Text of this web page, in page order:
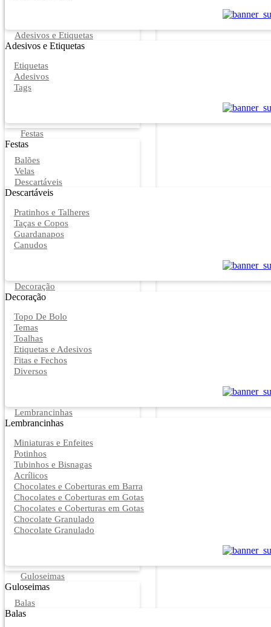
Adesivos e Etiquetas
Adesivos e Etiquetas
Etiquetas
Adesivos
Tags
Festas
Festas
Balões
Velas
Descartáveis
Descartáveis
Pratinhos e Talheres
Taças e Copos
Guardanapos
Canudos
Decoração
Decoração
Topo De Bolo
Temas
Toalhas
Etiquetas e Adesivos
Fitas e Fechos
Diversos
Lembrancinhas
Lembrancinhas
Miniaturas e Enfeites
Potinhos
Tubinhos e Bisnagas
Acrílicos
Chocolates e Coberturas em Barra
Chocolates e Coberturas em Gotas
Chocolates e Coberturas em Gotas
Chocolate Granulado
Chocolate Granulado
Guloseimas
Guloseimas
Balas
Balas